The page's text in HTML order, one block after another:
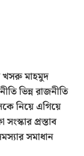
খসরু মাহমুদ
ভিন্ন রাজনীতি
নিয়ে এগিয়ে
প্রস্তাব
সমাধান